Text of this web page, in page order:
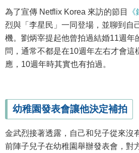
為了宣傳 Netflix Korea 來訪的節目
烈與「李星民」一同登場，並聊到自
機。劉炳宰提起他曾拍過結婚11週年
問，通常不都是在10週年左右才會這
應，10週年時其實也有拍過。
幼稚園發表會讓他決定補拍
金武烈接著透露，自己和兒子從來沒
前陣子兒子在幼稚園舉辦發表會，對